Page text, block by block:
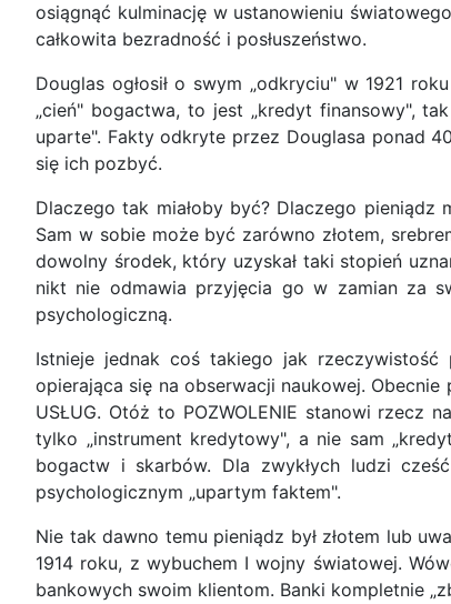
osiągnąć kulminację w ustanowieniu
całkowita bezradność i posłuszeństwo.
Douglas ogłosił o swym „odkryciu" w 1921
„cień" bogactwa, to jest „kredyt finansowy",
uparte". Fakty odkryte przez Douglasa ponad
się ich pozbyć.
Dlaczego tak miałoby być? Dlaczego
Sam w sobie może być zarówno złotem,
dowolny środek, który uzyskał taki stopień
nikt nie odmawia przyjęcia go w zamian za
psychologiczną.
Istnieje jednak coś takiego jak rzeczywistość
opierająca się na obserwacji naukowej. Obecnie
USŁUG. Otóż to POZWOLENIE stanowi rzecz
tylko „instrument kredytowy", a nie sam
bogactw i skarbów. Dla zwykłych ludzi
psychologicznym „upartym faktem".
Nie tak dawno temu pieniądz był złotem lub
1914 roku, z wybuchem I wojny światowej.
bankowych swoim klientom. Banki kompletnie